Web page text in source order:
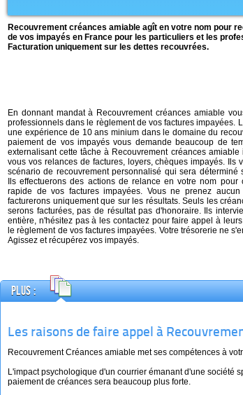
Recouvrement créances amiable agît en votre nom pour
de vos impayés en France pour les particuliers et les
Facturation uniquement sur les dettes recouvrées.
En donnant mandat à Recouvrement créances amiable
professionnels dans le règlement de vos factures impayées.
une expérience de 10 ans minium dans le domaine du
paiement de vos impayés vous demande beaucoup de
externalisant cette tâche à Recouvrement créances amiable
vous vos relances de factures, loyers, chèques impayés. Ils
scénario de recouvrement personnalisé qui sera déterminé
Ils effectuerons des actions de relance en votre nom pour
rapide de vos factures impayées. Vous ne prenez
facturerons uniquement que sur les résultats. Seuls les
serons facturées, pas de résultat pas d'honoraire. Ils
entière, n'hésitez pas à les contactez pour faire appel à
le règlement de vos factures impayées. Votre trésorerie ne
Agissez et récupérez vos impayés.
Plus :
Les raisons de faire appel à
Recouvrement Créances amiable met ses compétences à
L'impact psychologique d'un courrier émanant d'une société
paiement de créances sera beaucoup plus forte.